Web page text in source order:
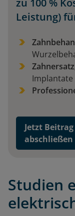
zu 100 %
Leistung)
Implantate
Jetzt
abschließen
Studien